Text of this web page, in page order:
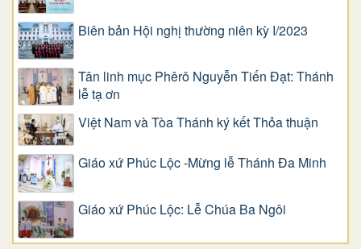
Biên bản Hội nghị thường niên kỳ I/2023
Tân linh mục Phêrô Nguyễn Tiến Đạt: Thánh
lễ tạ ơn
Việt Nam và Tòa Thánh ký kết Thỏa thuận
Giáo xứ Phúc Lộc -Mừng lễ Thánh Đa Minh
Giáo xứ Phúc Lộc: Lễ Chúa Ba Ngôi